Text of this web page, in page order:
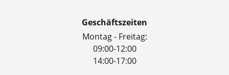
Geschäftszeiten
Montag - Freitag:
09:00-12:00
14:00-17:00